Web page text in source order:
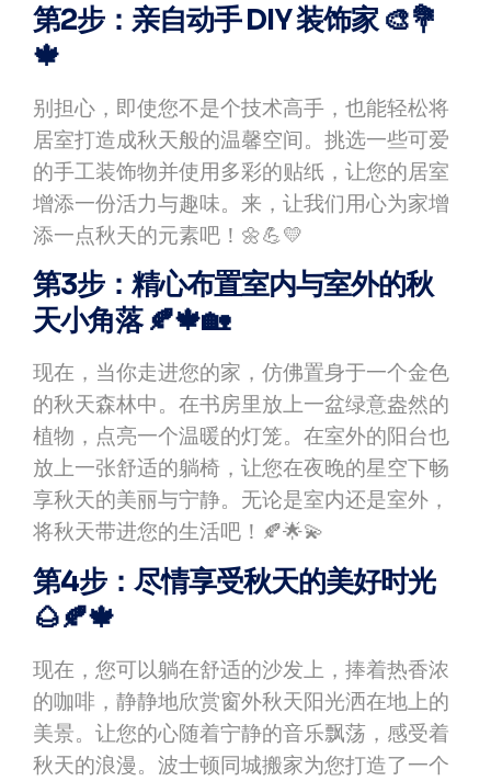
第2步：亲自动手 DIY 装饰家 🎨💐
🍁
别担心，即使您不是个技术高手，也能轻松将
居室打造成秋天般的温馨空间。挑选一些可爱
的手工装饰物并使用多彩的贴纸，让您的居室
增添一份活力与趣味。来，让我们用心为家增
添一点秋天的元素吧！🌼💪💛
第3步：精心布置室内与室外的秋
天小角落 🍂🍁🏡
现在，当你走进您的家，仿佛置身于一个金色
的秋天森林中。在书房里放上一盆绿意盎然的
植物，点亮一个温暖的灯笼。在室外的阳台也
放上一张舒适的躺椅，让您在夜晚的星空下畅
享秋天的美丽与宁静。无论是室内还是室外，
将秋天带进您的生活吧！🍂🌟💫
第4步：尽情享受秋天的美好时光
🌰🍂🍁
现在，您可以躺在舒适的沙发上，捧着热香浓
的咖啡，静静地欣赏窗外秋天阳光洒在地上的
美景。让您的心随着宁静的音乐飘荡，感受着
秋天的浪漫。波士顿同城搬家为您打造了一个